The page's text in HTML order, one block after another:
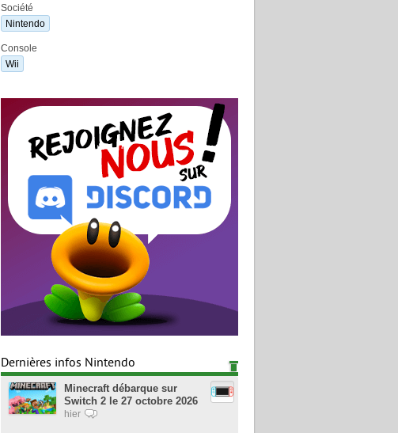
Société
Nintendo
Console
Wii
Dernières infos Nintendo
Minecraft débarque sur
Switch 2 le 27 octobre 2026
hier